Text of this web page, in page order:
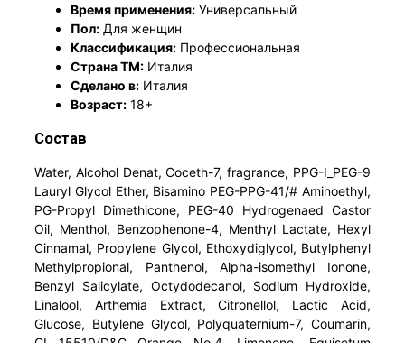
Время применения: Универсальный
Пол: Для женщин
Классификация: Профессиональная
Страна ТМ: Италия
Сделано в: Италия
Возраст: 18+
Состав
Water, Alcohol Denat, Coceth-7, fragrance, PPG-I_PEG-9
Lauryl Glycol Ether, Bisamino PEG-PPG-41/# Aminoethyl,
PG-Propyl Dimethicone, PEG-40 Hydrogenaed Castor
Oil, Menthol, Benzophenone-4, Menthyl Lactate, Hexyl
Cinnamal, Propylene Glycol, Ethoxydiglycol, Butylphenyl
Methylpropional, Panthenol, Alpha-isomethyl Ionone,
Benzyl Salicylate, Octydodecanol, Sodium Hydroxide,
Linalool, Arthemia Extract, Citronellol, Lactic Acid,
Glucose, Butylene Glycol, Polyquaternium-7, Coumarin,